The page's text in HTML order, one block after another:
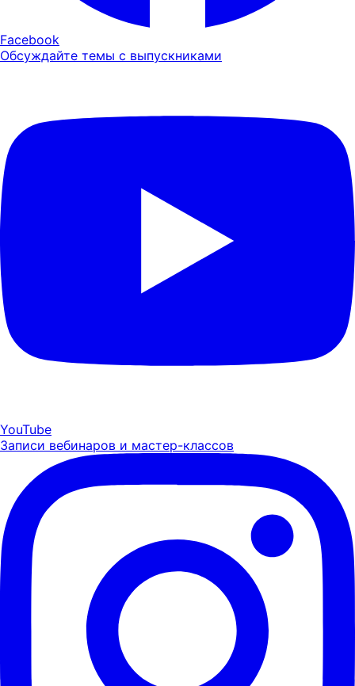
Facebook
Обсуждайте темы с выпускниками
YouTube
Записи вебинаров и мастер-классов